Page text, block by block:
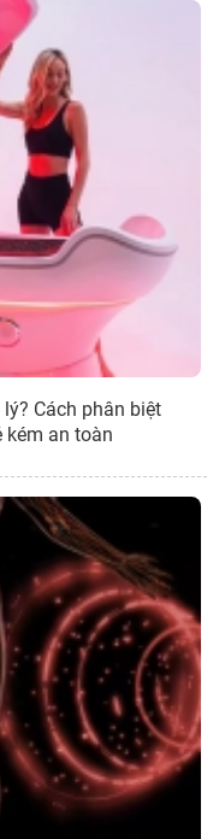
Cách phân biệt
kém an toàn